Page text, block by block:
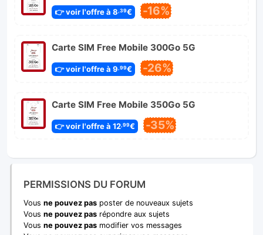
👉 voir l'offre à 8 ,39€ -16%
Carte SIM Free Mobile 300Go 5G
👉 voir l'offre à 9 ,99€ -26%
Carte SIM Free Mobile 350Go 5G
👉 voir l'offre à 12,99€ -35%
PERMISSIONS DU FORUM
Vous ne pouvez pas poster de nouveaux sujets
Vous ne pouvez pas répondre aux sujets
Vous ne pouvez pas modifier vos messages